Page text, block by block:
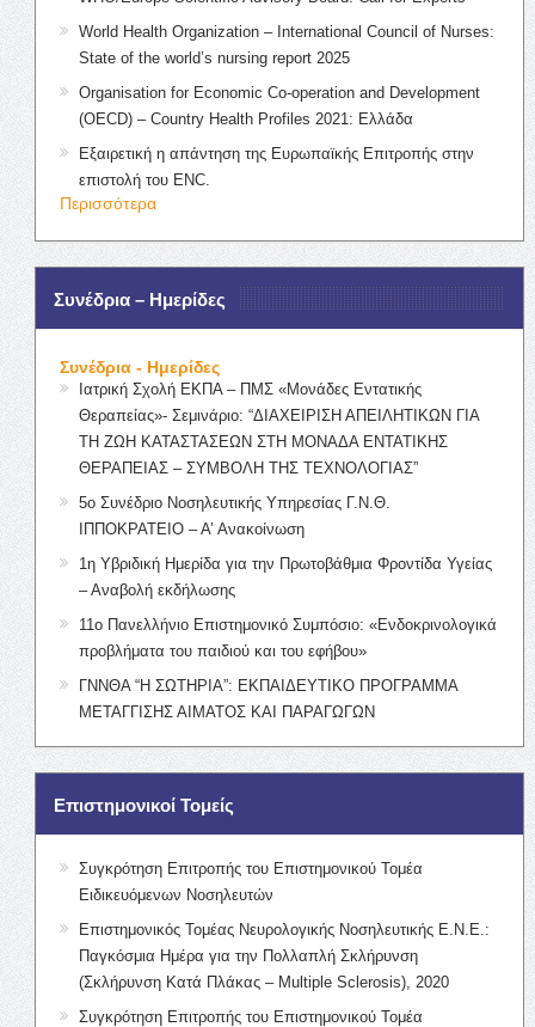
World Health Organization – International Council of Nurses:
State of the world’s nursing report 2025
Organisation for Economic Co-operation and Development
(OECD) – Country Health Profiles 2021: Ελλάδα
Εξαιρετική η απάντηση της Ευρωπαϊκής Επιτροπής στην
επιστολή του ENC.
Περισσότερα
Συνέδρια – Ημερίδες
Συνέδρια - Ημερίδες
Ιατρική Σχολή ΕΚΠΑ – ΠΜΣ «Μονάδες Εντατικής
Θεραπείας»- Σεμινάριο: “ΔΙΑΧΕΙΡΙΣΗ ΑΠΕΙΛΗΤΙΚΩΝ ΓΙΑ
ΤΗ ΖΩΗ ΚΑΤΑΣΤΑΣΕΩΝ ΣΤΗ ΜΟΝΑΔΑ ΕΝΤΑΤΙΚΗΣ
ΘΕΡΑΠΕΙΑΣ – ΣΥΜΒΟΛΗ ΤΗΣ ΤΕΧΝΟΛΟΓΙΑΣ”
5ο Συνέδριο Νοσηλευτικής Υπηρεσίας Γ.Ν.Θ.
ΙΠΠΟΚΡΑΤΕΙΟ – Α’ Ανακοίνωση
1η Υβριδική Ημερίδα για την Πρωτοβάθμια Φροντίδα Υγείας
– Αναβολή εκδήλωσης
11ο Πανελλήνιο Επιστημονικό Συμπόσιο: «Ενδοκρινολογικά
προβλήματα του παιδιού και του εφήβου»
ΓΝΝΘΑ “Η ΣΩΤΗΡΙΑ”: ΕΚΠΑΙΔΕΥΤΙΚΟ ΠΡΟΓΡΑΜΜΑ
ΜΕΤΑΓΓΙΣΗΣ ΑΙΜΑΤΟΣ ΚΑΙ ΠΑΡΑΓΩΓΩΝ
Επιστημονικοί Τομείς
Συγκρότηση Επιτροπής του Επιστημονικού Τομέα
Ειδικευόμενων Νοσηλευτών
Επιστημονικός Τομέας Νευρολογικής Νοσηλευτικής Ε.Ν.Ε.:
Παγκόσμια Ημέρα για την Πολλαπλή Σκλήρυνση
(Σκλήρυνση Κατά Πλάκας – Multiple Sclerosis), 2020
Συγκρότηση Επιτροπής του Επιστημονικού Τομέα